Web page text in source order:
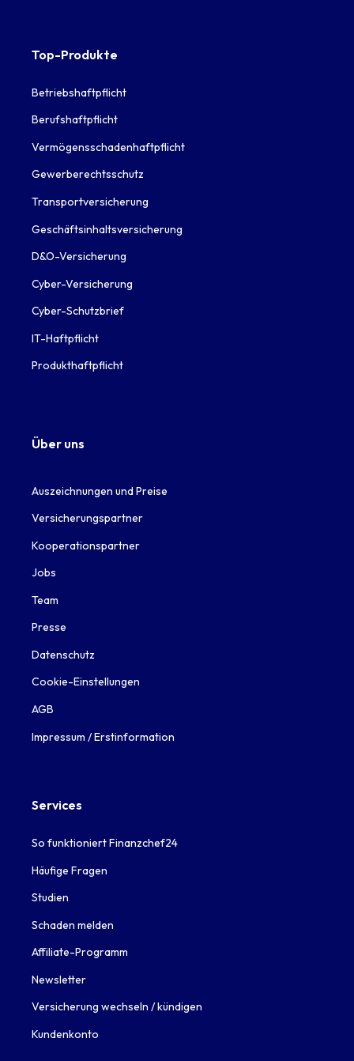
Top-Produkte
Betriebshaftpflicht
Berufshaftpflicht
Vermögensschadenhaftpflicht
Gewerberechtsschutz
Transportversicherung
Geschäftsinhaltsversicherung
D&O-Versicherung
Cyber-Versicherung
Cyber-Schutzbrief
IT-Haftpflicht
Produkthaftpflicht
Über uns
Auszeichnungen und Preise
Versicherungspartner
Kooperationspartner
Jobs
Team
Presse
Datenschutz
Cookie-Einstellungen
AGB
Impressum / Erstinformation
Services
So funktioniert Finanzchef24
Häufige Fragen
Studien
Schaden melden
Affiliate-Programm
Newsletter
Versicherung wechseln / kündigen
Kundenkonto